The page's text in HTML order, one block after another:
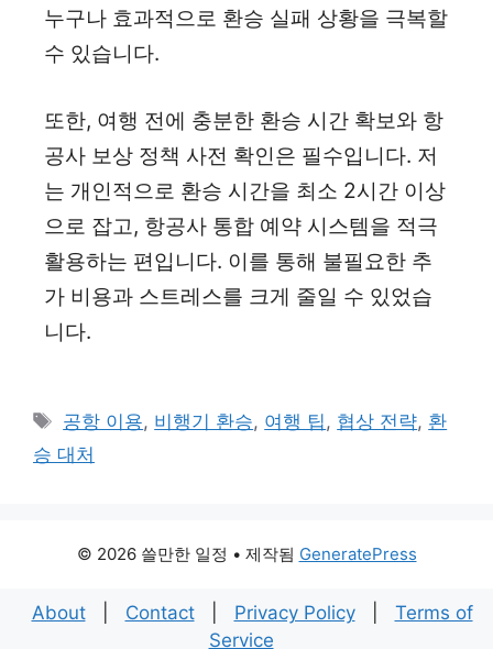
누구나 효과적으로 환승 실패 상황을 극복할
수 있습니다.
또한, 여행 전에 충분한 환승 시간 확보와 항
공사 보상 정책 사전 확인은 필수입니다. 저
는 개인적으로 환승 시간을 최소 2시간 이상
으로 잡고, 항공사 통합 예약 시스템을 적극
활용하는 편입니다. 이를 통해 불필요한 추
가 비용과 스트레스를 크게 줄일 수 있었습
니다.
태
그
공항 이용, 비행기 환승, 여행 팁 , 협상 전략, 환
승 대처
© 2026 쓸만한 일정 • 제작됨 GeneratePress
About Contact Privacy Policy
Terms of
Service